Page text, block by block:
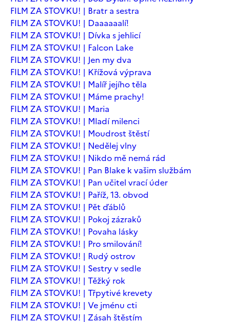
FILM ZA STOVKU! | Bratr a sestra
FILM ZA STOVKU! | Daaaaaalí!
FILM ZA STOVKU! | Dívka s jehlicí
FILM ZA STOVKU! | Falcon Lake
FILM ZA STOVKU! | Jen my dva
FILM ZA STOVKU! | Křížová výprava
FILM ZA STOVKU! | Malíř jejího těla
FILM ZA STOVKU! | Máme prachy!
FILM ZA STOVKU! | Maria
FILM ZA STOVKU! | Mladí milenci
FILM ZA STOVKU! | Moudrost štěstí
FILM ZA STOVKU! | Nedělej vlny
FILM ZA STOVKU! | Nikdo mě nemá rád
FILM ZA STOVKU! | Pan Blake k vašim službám
FILM ZA STOVKU! | Pan učitel vrací úder
FILM ZA STOVKU! | Paříž, 13. obvod
FILM ZA STOVKU! | Pět ďáblů
FILM ZA STOVKU! | Pokoj zázraků
FILM ZA STOVKU! | Povaha lásky
FILM ZA STOVKU! | Pro smilování!
FILM ZA STOVKU! | Rudý ostrov
FILM ZA STOVKU! | Sestry v sedle
FILM ZA STOVKU! | Těžký rok
FILM ZA STOVKU! | Třpytivé krevety
FILM ZA STOVKU! | Ve jménu cti
FILM ZA STOVKU! | Zásah štěstím